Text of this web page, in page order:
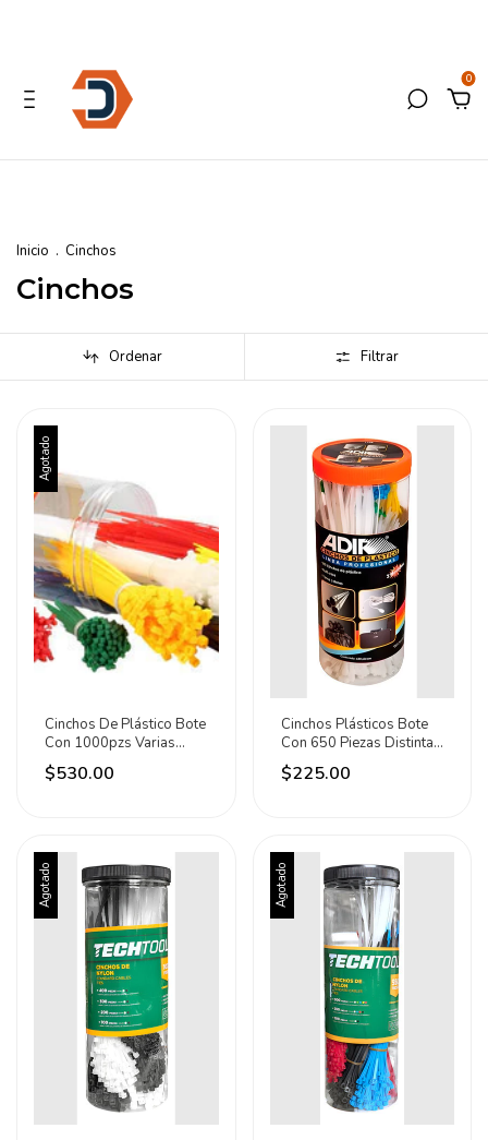
0
Inicio . Cinchos
Cinchos
Ordenar Filtrar
Agotado
Cinchos De Plástico Bote
Con 1000pzs Varias
Medidas Mikels Variado
$530.00
Cinchos Plásticos Bote
Con 650 Piezas Distintas
Medidas Adir Negro
$225.00
Agotado Agotado